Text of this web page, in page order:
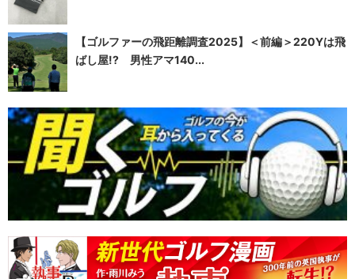
【ゴルファーの飛距離調査2025】＜前編＞220Yは飛
ばし屋!? 男性アマ140...